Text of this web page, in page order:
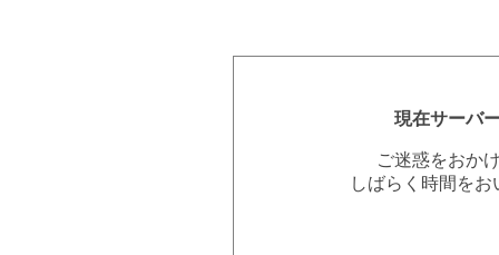
現在サーバ
ご迷惑をおか
しばらく時間を